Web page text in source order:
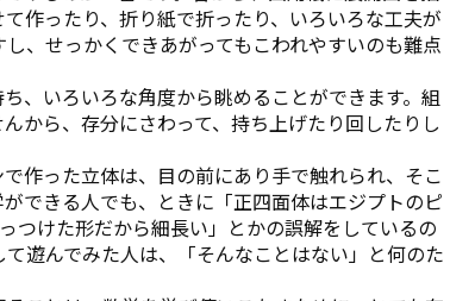
作ったり、折り紙で折ったり、いろいろな工夫が
、せっかくできあがってもこわれやすいのも難点
、いろいろな角度から眺めることができます。組
から、存分にさわって、持ち上げたり回したりし
作った立体は、目の前にあり手で触れられ、そこ
できる人でも、ときに「正四面体はエジプトのピ
つけた形だから細長い」とかの誤解をしているの
遊んでみた人は、「そんなことはない」と何のた